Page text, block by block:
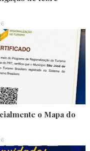
o Mapa do